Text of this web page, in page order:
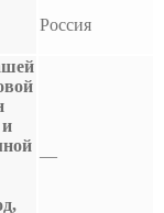
Россия
—